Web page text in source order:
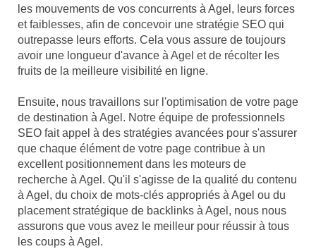
les mouvements de vos concurrents à Agel, leurs forces
et faiblesses, afin de concevoir une stratégie SEO qui
outrepasse leurs efforts. Cela vous assure de toujours
avoir une longueur d'avance à Agel et de récolter les
fruits de la meilleure visibilité en ligne.
Ensuite, nous travaillons sur l'optimisation de votre page
de destination à Agel. Notre équipe de professionnels
SEO fait appel à des stratégies avancées pour s'assurer
que chaque élément de votre page contribue à un
excellent positionnement dans les moteurs de
recherche à Agel. Qu'il s'agisse de la qualité du contenu
à Agel, du choix de mots-clés appropriés à Agel ou du
placement stratégique de backlinks à Agel, nous nous
assurons que vous avez le meilleur pour réussir à tous
les coups à Agel.